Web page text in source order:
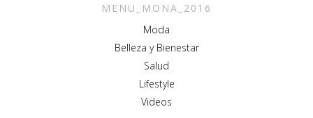
MENU_MONA_2016
Moda
Belleza y Bienestar
Salud
Lifestyle
Videos